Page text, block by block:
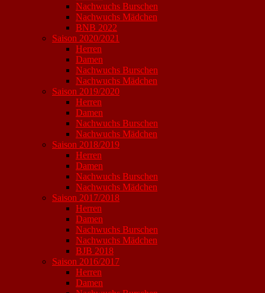
Nachwuchs Burschen
Nachwuchs Mädchen
BNB 2022
Saison 2020/2021
Herren
Damen
Nachwuchs Burschen
Nachwuchs Mädchen
Saison 2019/2020
Herren
Damen
Nachwuchs Burschen
Nachwuchs Mädchen
Saison 2018/2019
Herren
Damen
Nachwuchs Burschen
Nachwuchs Mädchen
Saison 2017/2018
Herren
Damen
Nachwuchs Burschen
Nachwuchs Mädchen
BJB 2018
Saison 2016/2017
Herren
Damen